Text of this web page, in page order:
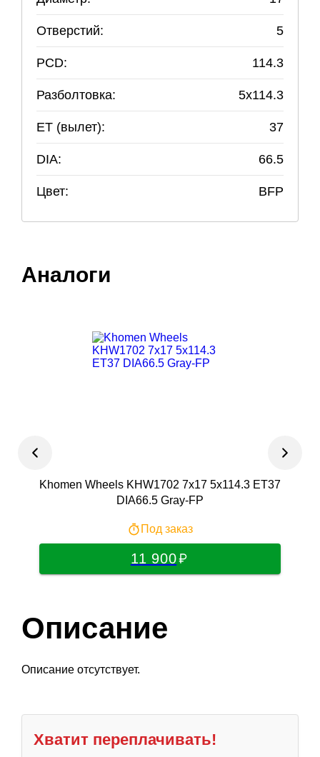
Отверстий: 5
PCD: 114.3
Разболтовка: 5x114.3
ET (вылет): 37
DIA: 66.5
Цвет: BFP
Аналоги
Khomen Wheels KHW1702 7x17 5x114.3 ET37
DIA66.5 Gray-FP
Под заказ
11 900
Описание
Описание отсутствует.
Хватит переплачивать!